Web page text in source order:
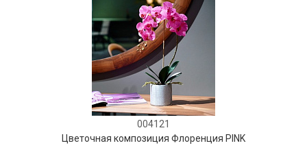
004121
Цветочная композиция Флоренция PINK